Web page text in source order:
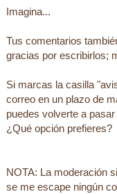
Imagina...
Tus comentarios
gracias por escribirlos;
Si marcas la casilla
correo en un plazo de
puedes volverte a
¿Qué opción prefieres?
NOTA: La moderación
se me escape ningún